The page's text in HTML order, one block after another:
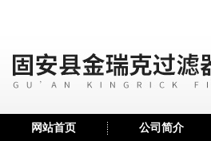
网站首页 公司简介